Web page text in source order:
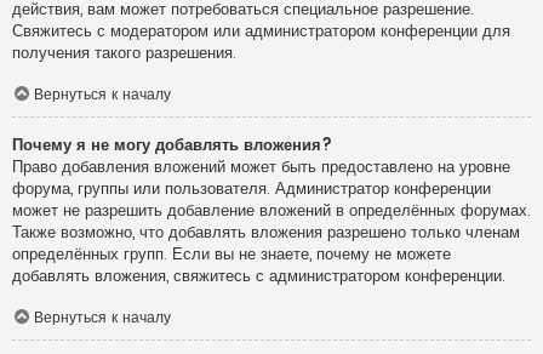
действия, вам может потребоваться специальное разрешение.
Свяжитесь с модератором или администратором конференции для
получения такого разрешения.
Вернуться к началу
Почему я не могу добавлять вложения?
Право добавления вложений может быть предоставлено на уровне
форума, группы или пользователя. Администратор конференции
может не разрешить добавление вложений в определённых форумах.
Также возможно, что добавлять вложения разрешено только членам
определённых групп. Если вы не знаете, почему не можете
добавлять вложения, свяжитесь с администратором конференции.
Вернуться к началу